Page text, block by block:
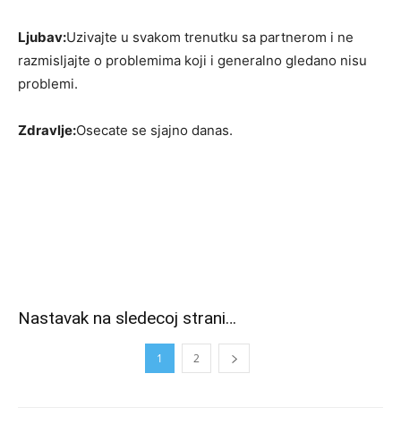
Ljubav:Uzivajte u svakom trenutku sa partnerom i ne
razmisljajte o problemima koji i generalno gledano nisu
problemi.
Zdravlje:Osecate se sjajno danas.
Nastavak na sledecoj strani…
1 2